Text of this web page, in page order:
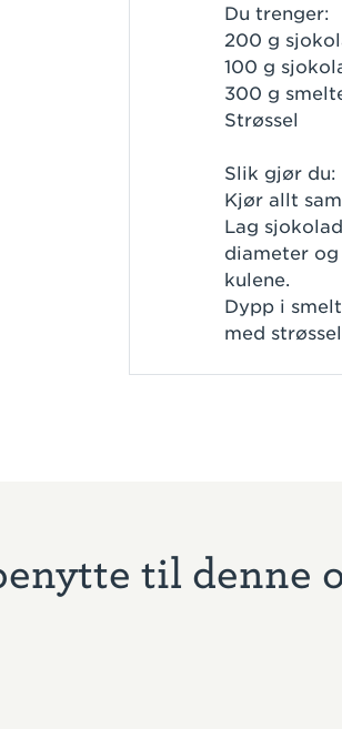
Du trenger:
200 g
100 g
300 g
Strøssel
Slik gjør du:
Kjør allt
Lag
diameter
kulene.
Dypp i
med
til denne